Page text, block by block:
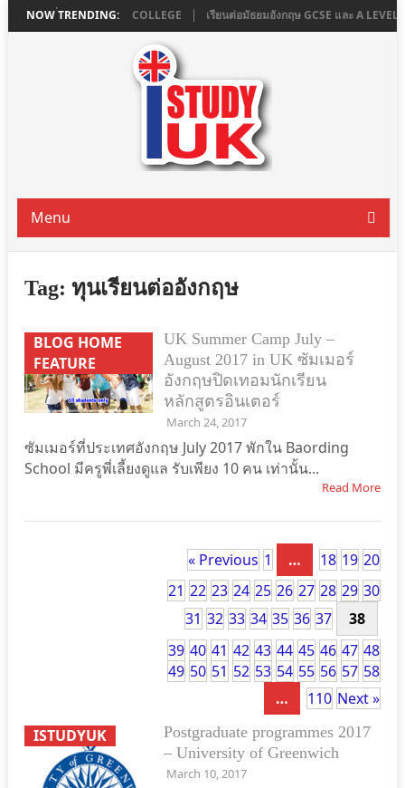
NOW TRENDING:
ที่ ASHBOURNE COLLEGE เรียนต่อมัธยมอังกฤษ GCSE และ A LEVEL
Menu
Tag: ทุนเรียนต่ออังกฤษ
BLOG HOME
FEATURE
UK Summer Camp July –
August 2017 in UK ซัมเมอร์
อังกฤษปิดเทอมนักเรียน
หลักสูตรอินเตอร์
March 24, 2017
ซัมเมอร์ที่ประเทศอังกฤษ July 2017 พักใน Baording
School มีครูพี่เลี้ยงดูแล รับเพียง 10 คน เท่านั้น...
Read More
« Previous 1 … 18 19 20
21 22 23 24 25 26 27 28 29 30
31 32 33 34 35 36 37
38
39 40 41 42 43 44 45 46 47 48
49 50 51 52 53 54 55 56 57 58
…
110 Next »
ISTUDYUK
Postgraduate programmes 2017
– University of Greenwich
March 10, 2017